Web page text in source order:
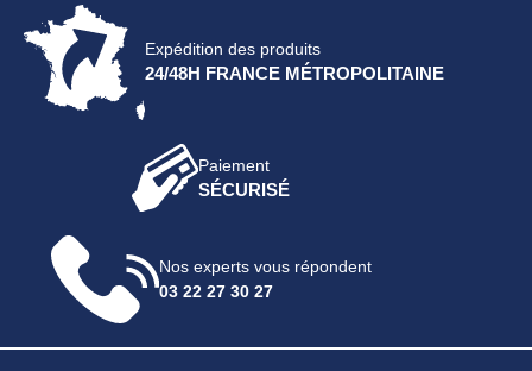
Expédition des produits
24/48H FRANCE MÉTROPOLITAINE
Paiement
SÉCURISÉ
Nos experts vous répondent
03 22 27 30 27